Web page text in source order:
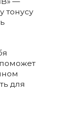
тонусу
для